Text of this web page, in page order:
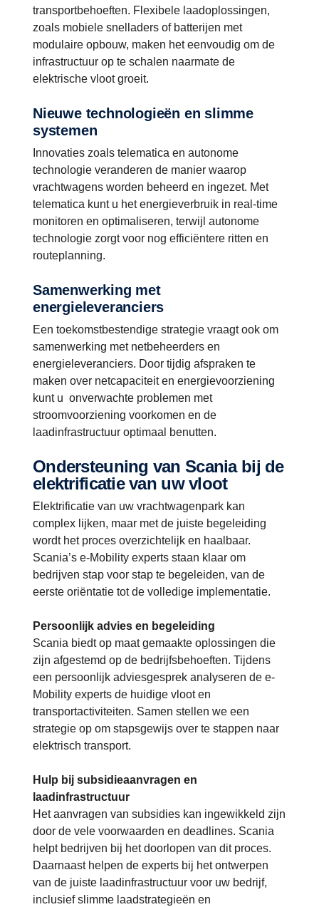
transportbehoeften. Flexibele laadoplossingen,
zoals mobiele snelladers of batterijen met
modulaire opbouw, maken het eenvoudig om de
infrastructuur op te schalen naarmate de
elektrische vloot groeit.
Nieuwe technologieën en slimme
systemen
Innovaties zoals telematica en autonome
technologie veranderen de manier waarop
vrachtwagens worden beheerd en ingezet​. Met
telematica kunt u het energieverbruik in real-time
monitoren en optimaliseren, terwijl autonome
technologie zorgt voor nog efficiëntere ritten en
routeplanning.
Samenwerking met
energieleveranciers
Een toekomstbestendige strategie vraagt ook om
samenwerking met netbeheerders en
energieleveranciers. Door tijdig afspraken te
maken over netcapaciteit en energievoorziening
kunt u onverwachte problemen met
stroomvoorziening voorkomen en de
laadinfrastructuur optimaal benutten.
Ondersteuning van Scania bij de
elektrificatie van uw vloot
Elektrificatie van uw vrachtwagenpark kan
complex lijken, maar met de juiste begeleiding
wordt het proces overzichtelijk en haalbaar.
Scania’s e-Mobility experts staan klaar om
bedrijven stap voor stap te begeleiden, van de
eerste oriëntatie tot de volledige implementatie.
Persoonlijk advies en begeleiding
Scania biedt op maat gemaakte oplossingen die
zijn afgestemd op de bedrijfsbehoeften. Tijdens
een persoonlijk adviesgesprek analyseren de e-
Mobility experts de huidige vloot en
transportactiviteiten. Samen stellen we een
strategie op om stapsgewijs over te stappen naar
elektrisch transport.
Hulp bij subsidieaanvragen en
laadinfrastructuur
Het aanvragen van subsidies kan ingewikkeld zijn
door de vele voorwaarden en deadlines. Scania
helpt bedrijven bij het doorlopen van dit proces.
Daarnaast helpen de experts bij het ontwerpen
van de juiste laadinfrastructuur voor uw bedrijf,
inclusief slimme laadstrategieën en